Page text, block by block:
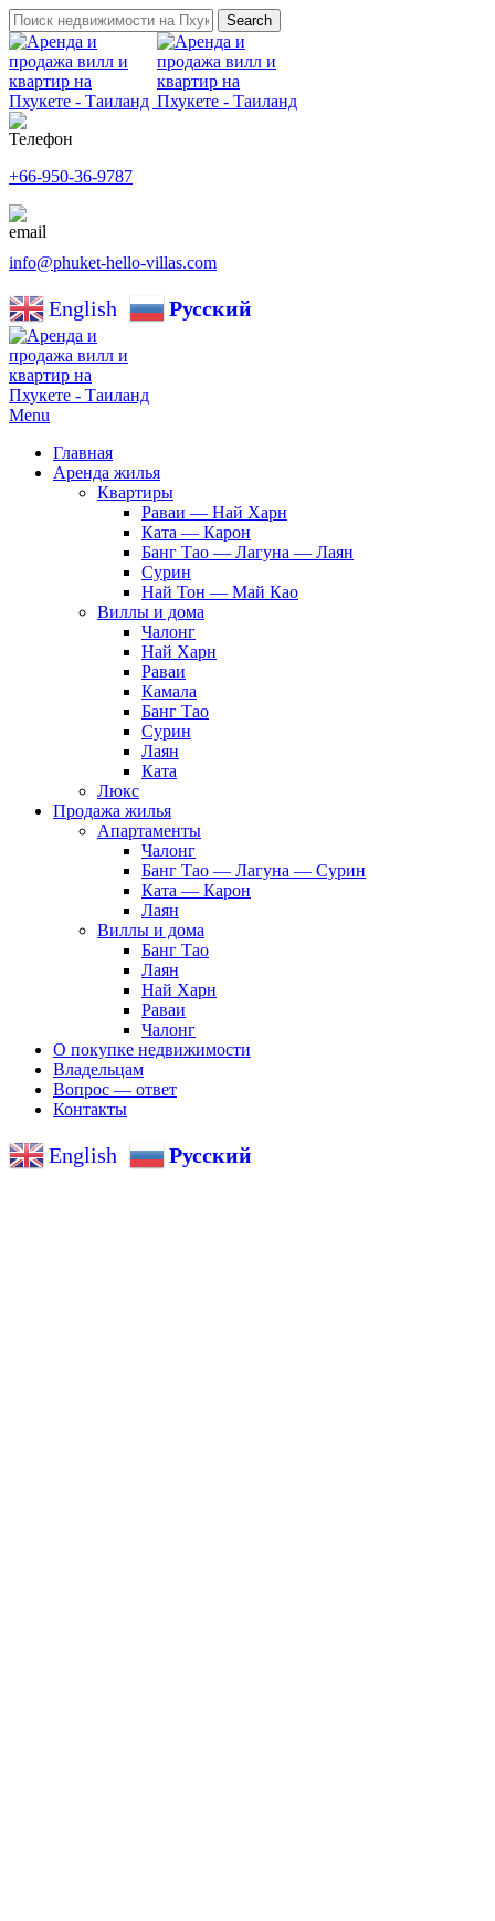
Search
+66-950-36-9787
info@phuket-hello-villas.com
English Русский
Menu
Главная
Аренда жилья
Квартиры
Раваи — Най Харн
Ката — Карон
Банг Тао — Лагуна — Лаян
Сурин
Най Тон — Май Као
Виллы и дома
Чалонг
Най Харн
Раваи
Камала
Банг Тао
Сурин
Лаян
Ката
Люкс
Продажа жилья
Апартаменты
Чалонг
Банг Тао — Лагуна — Сурин
Ката — Карон
Лаян
Виллы и дома
Банг Тао
Лаян
Най Харн
Раваи
Чалонг
О покупке недвижимости
Владельцам
Вопрос — ответ
Контакты
English Русский